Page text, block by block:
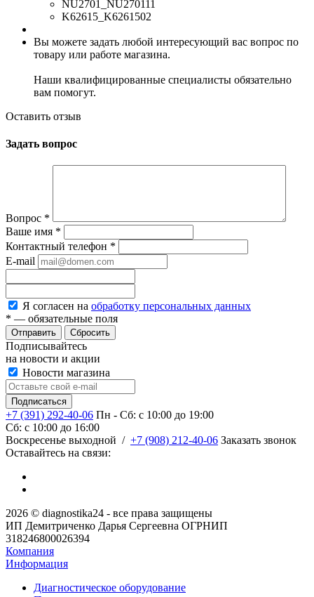
NU2701_NU270111
K62615_K6261502
Вы можете задать любой интересующий вас вопрос по
товару или работе магазина.
Наши квалифицированные специалисты обязательно
вам помогут.
Оставить отзыв
Задать вопрос
Вопрос *
Ваше имя *
Контактный телефон *
E-mail
Я согласен на обработку персональных данных
* — обязательные поля
Сбросить
Подписывайтесь
на новости и акции
Новости магазина
+7 (391) 292-40-06 Пн - Сб: c 10:00 до 19:00
Сб: c 10:00 до 16:00
​Воскресенье выходной / +7 (908) 212-40-06 Заказать звонок
Оставайтесь на связи:
2026 © diagnostika24 - все права защищены
ИП Демитриченко Дарья Сергеевна ОГРНИП
318246800026394
Компания
Информация
Диагностическое оборудование